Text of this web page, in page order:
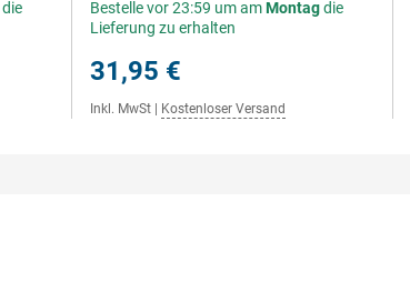
die
Bestelle vor 23:59 um amMontagdie
Lieferung zu erhalten
31,95 €
Inkl. MwSt Kostenloser Versand